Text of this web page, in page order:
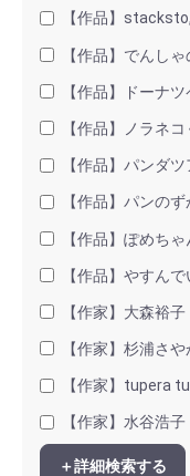
【作品】stacksto,
【作品】でんし
【作品】ドーナ
【作品】ノラネ
【作品】パンダツ
【作品】パンのず
【作品】ぽめちゃ
【作品】やすんで
【作家】大森裕子
【作家】杉浦さや
【作家】tupera
【作家】水谷浩子
＋詳細検索する